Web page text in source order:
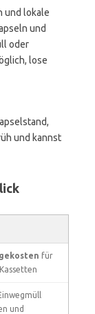
und lokale
und
oder
lose
und kannst
für
und